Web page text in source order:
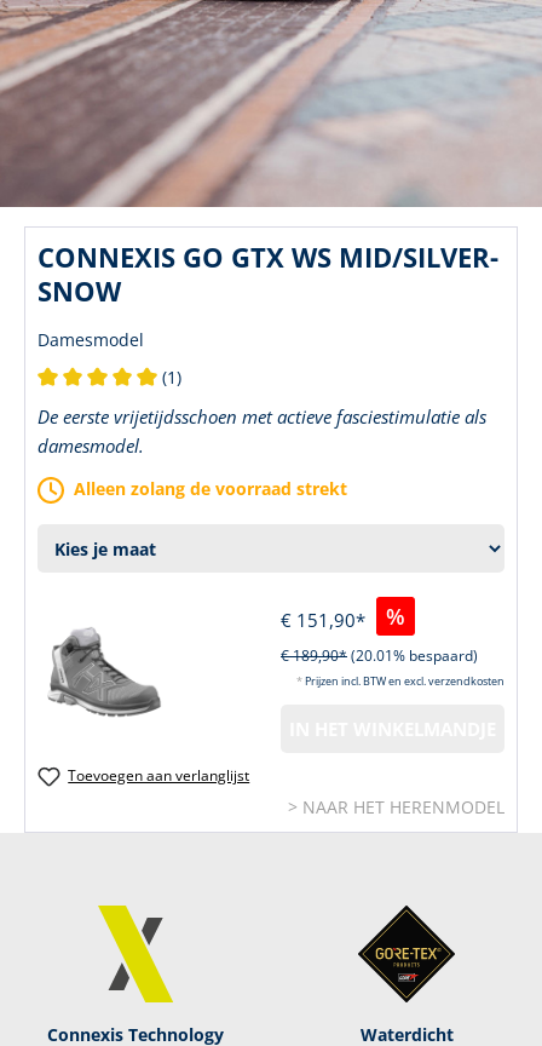
CONNEXIS GO GTX WS MID/SILVER-
SNOW
Damesmodel
(1)
De eerste vrijetijdsschoen met actieve fasciestimulatie als
damesmodel.
Alleen zolang de voorraad strekt
€ 151,90* %
€ 189,90*(20.01% bespaard)
*Prijzen incl. BTW en excl. verzendkosten
Toevoegen aan verlanglijst
> NAAR HET HERENMODEL
Connexis Technology Waterdicht